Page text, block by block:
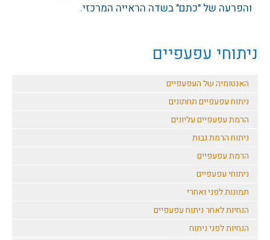
והפרעה של "כתם" בשדה הראייה המרכזי.
ניתוחי עפעפיים
האנטומיה של העפעפיים
ניתוח עפעפיים תחתונים
הרמת עפעפיים עליונים
ניתוח הרמת גבות
הרמת עפעפיים
ניתוחי עפעפיים
תמונות לפני ואחרי
הנחיות לאחר ניתוח עפעפיים
הנחיות לפני ניתוח